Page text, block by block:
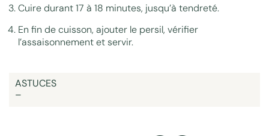
Cuire durant 17 à 18 minutes, jusqu’à tendreté.
En fin de cuisson, ajouter le persil, vérifier
l’assaisonnement et servir.
ASTUCES
–